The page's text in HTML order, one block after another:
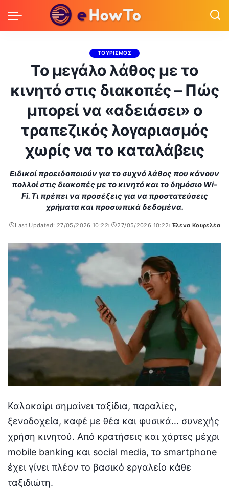
ΤΟΥΡΙΣΜΟΣ
Το μεγάλο λάθος με το
κινητό στις διακοπές – Πώς
μπορεί να «αδειάσει» ο
τραπεζικός λογαριασμός
χωρίς να το καταλάβεις
Ειδικοί προειδοποιούν για το συχνό λάθος που κάνουν
πολλοί στις διακοπές με το κινητό και το δημόσιο Wi-
Fi. Τι πρέπει να προσέξεις για να προστατεύσεις
χρήματα και προσωπικά δεδομένα.
Last Updated: 27/05/2026 10:22 27/05/2026 10:22
Posted
Έλενα Κουρελέα
Καλοκαίρι σημαίνει ταξίδια, παραλίες,
ξενοδοχεία, καφέ με θέα και φυσικά… συνεχής
χρήση κινητού. Από κρατήσεις και χάρτες μέχρι
mobile banking και social media, το smartphone
έχει γίνει πλέον το βασικό εργαλείο κάθε
ταξιδιώτη.